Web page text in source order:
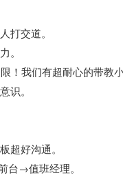
交道。
。
我们有超耐心的带教
。
好沟通。
→值班经理。